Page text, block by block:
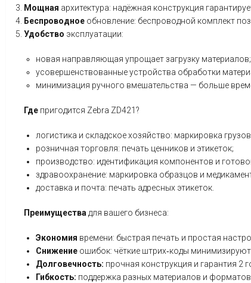
Мощная архитектура: надёжная конструкция
Беспроводное обновление: беспроводной комплект
Удобство эксплуатации:
новая направляющая упрощаетзагрузку материалов;
усовершенствованныеустройства обработки
минимизация ручного вмешательства — больше
Где пригодится Zebra ZD421?
логистика и складскоехозяйство: маркировка грузов,
розничная торговля: печать ценников и этикеток;
производство: идентификация компонентов и
здравоохранение: маркировка образцов и
доставка и почта: печать адресных этикеток.
Преимущества для вашего бизнеса:
Экономия времени: быстрая печать и простая
Снижение ошибок: чёткие штрих‑коды минимизируют
Долговечность: прочная конструкция и гарантия 2
Гибкость: поддержка разных материалов и форматов